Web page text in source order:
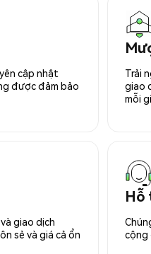
cập nhật
được đảm bảo
Trải
giao
mỗi
giao dịch
sẻ và giá cả ổn
Hỗ
cộng